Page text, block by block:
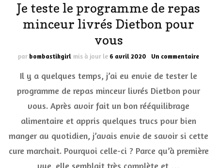
Je teste le programme de repas
minceur livrés Dietbon pour
vous
par bombastikgirl mis à jour le 6 avril 2020 Un commentairesur
livrés
pour
Il y a quelques temps, j’ai eu envie de tester le
programme de repas minceur livrés Dietbon pour
vous. Après avoir fait un bon rééquilibrage
alimentaire et appris quelques trucs pour bien
manger au quotidien, j’avais envie de savoir si cette
cure marchait. Pourquoi celle-ci ? Parce qu’à première
vue, elle semblait très complète et …